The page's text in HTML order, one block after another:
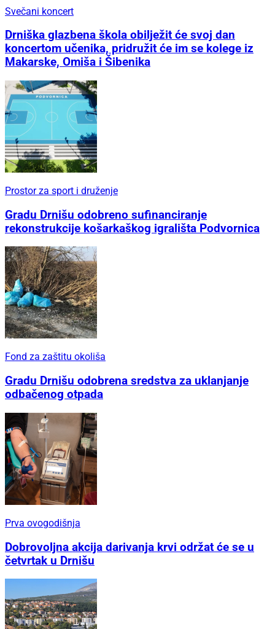
Svečani koncert
Drniška glazbena škola obilježit će svoj dan
koncertom učenika, pridružit će im se kolege iz
Makarske, Omiša i Šibenika
Prostor za sport i druženje
Gradu Drnišu odobreno sufinanciranje
rekonstrukcije košarkaškog igrališta Podvornica
Fond za zaštitu okoliša
Gradu Drnišu odobrena sredstva za uklanjanje
odbačenog otpada
Prva ovogodišnja
Dobrovoljna akcija darivanja krvi održat će se u
četvrtak u Drnišu